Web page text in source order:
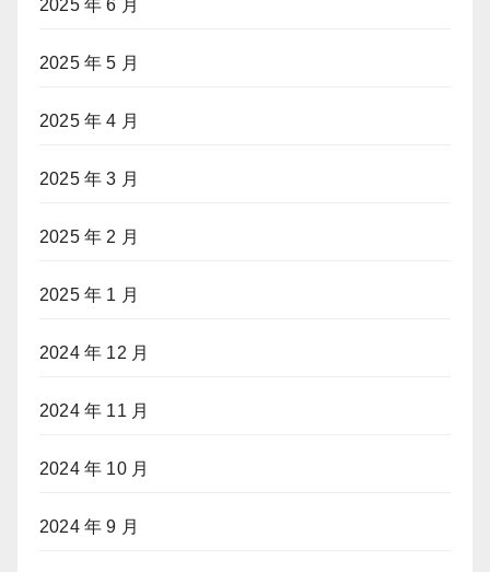
2025 年 6 月
2025 年 5 月
2025 年 4 月
2025 年 3 月
2025 年 2 月
2025 年 1 月
2024 年 12 月
2024 年 11 月
2024 年 10 月
2024 年 9 月